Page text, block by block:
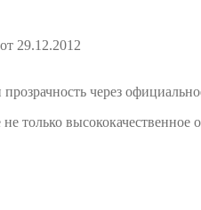
29.12.2012
через
только